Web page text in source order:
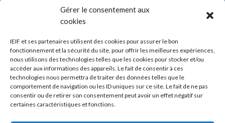
Gérer le consentement aux
cookies
IEIF et ses partenaires utilisent des cookies pour assurer le bon
fonctionnement et la sécurité du site, pour offrir les meilleures expériences,
nous utilisons des technologies telles que les cookies pour stocker et/ou
accéder aux informations des appareils. Le fait de consentir à ces
technologies nous permettra de traiter des données telles que le
comportement de navigation ou les ID uniques sur ce site. Le fait de ne pas
consentir ou de retirer son consentement peut avoir un effet négatif sur
certaines caractéristiques et fonctions.
Prénom*
E-mail*